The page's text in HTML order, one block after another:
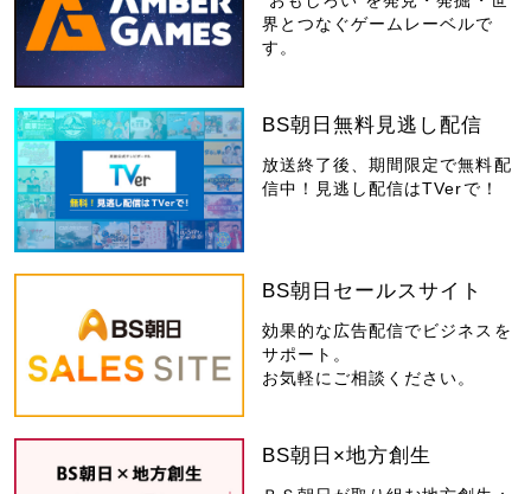
界とつなぐゲームレーベルで
す。
BS朝日無料見逃し配信
放送終了後、期間限定で無料配
信中！見逃し配信はTVerで！
BS朝日セールスサイト
効果的な広告配信でビジネスを
サポート。
お気軽にご相談ください。
BS朝日×地方創生